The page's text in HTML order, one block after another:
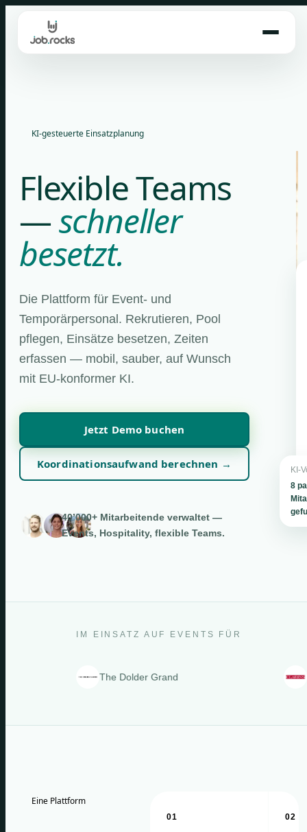
content
KI-gesteuerte Einsatzplanung
Flexible Teams
—schneller
besetzt.
Die Plattform für Event- und
Temporärpersonal. Rekrutieren, Pool
pflegen, Einsätze besetzen, Zeiten
erfassen — mobil, sauber, auf Wunsch
mit EU-konformer KI.
Jetzt Demo buchen
Koordinationsaufwand berechnen →
40’000+ Mitarbeitende verwaltet —
Events, Hospitality, flexible Teams.
KI-
8
IM EINSATZ AUF EVENTS FÜR
The Dolder Grand Clarins
Eine Plattform
01 02